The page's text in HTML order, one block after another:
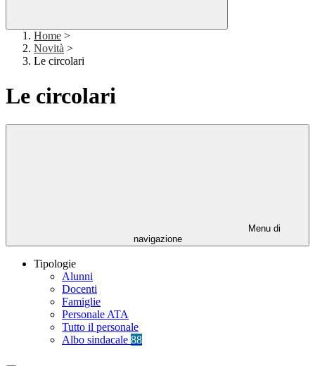
Home >
Novità >
Le circolari
Le circolari
Menu di
navigazione
Tipologie
Alunni
Docenti
Famiglie
Personale ATA
Tutto il personale
Albo sindacale 88